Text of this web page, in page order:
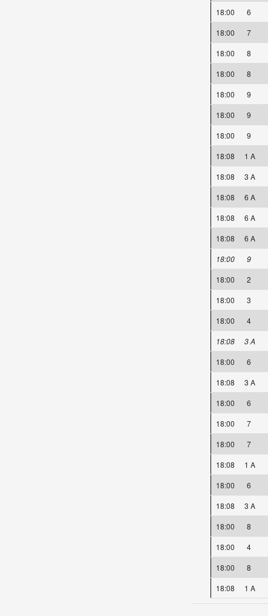
18:00
6
18:00
7
18:00
8
18:00
8
18:00
9
18:00
9
18:00
9
18:08
1 A
18:08
3 A
18:08
6 A
18:08
6 A
18:08
6 A
18:00
9
18:00
2
18:00
3
18:00
4
18:08
3 A
18:00
6
18:08
3 A
18:00
6
18:00
7
18:00
7
18:08
1 A
18:00
6
18:08
3 A
18:00
8
18:00
4
18:00
8
18:08
1 A